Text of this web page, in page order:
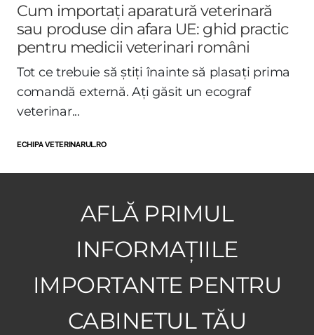
Cum importați aparatură veterinară
sau produse din afara UE: ghid practic
pentru medicii veterinari români
Tot ce trebuie să știți înainte să plasați prima
comandă externă. Ați găsit un ecograf
veterinar...
ECHIPA VETERINARUL.RO
AFLĂ PRIMUL
INFORMAȚIILE
IMPORTANTE PENTRU
CABINETUL TĂU